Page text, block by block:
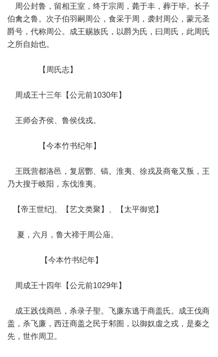
周公封鲁，留相王室，终于宗周，薨于丰，葬于毕。长子
伯禽之鲁。次子伯羽嗣周公，食采于周，袭封周公，蒙元圣
爵号，代称周公。成王赐族氏，以爵为氏，曰周氏，此周氏
之所自始也。
【周氏志】
周成王十三年【公元前1030年】
王师会齐侯、鲁侯伐戎。
【今本竹书纪年】
王既营都洛邑，复居酆、镐。淮夷、徐戎及商奄又叛，王
乃大搜于岐阳，东伐淮夷。
【帝王世纪]、【艺文类聚】、【太平御览】
夏，六月，鲁大禘于周公庙。
【今本竹书纪年】
周成王十四年【公元前1029年】
成王践伐商邑，杀录子聖。飞廉东逃于商盖氏。成王伐商
盖，杀飞廉，西迁商盖之民于邾圄，以御奴虘之戎，是秦之
先，世作周卫。